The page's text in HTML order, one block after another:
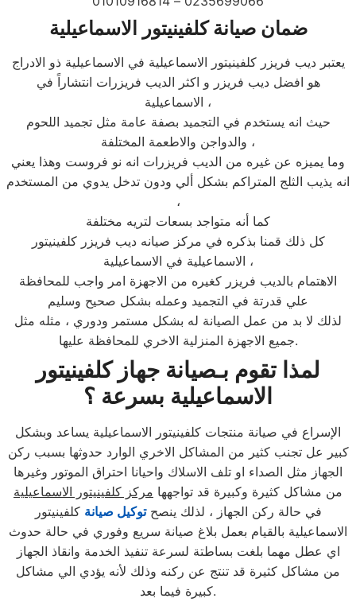
ضمان صيانة كلفينيتور الاسماعيلية
يعتبر ديب فريزر كلفينيتور الاسماعيلية في الاسماعيلية ذو الادراج
هو افضل ديب فريزر و اكثر الديب فريزرات انتشاراً في
الاسماعيلية ،
حيث انه يستخدم في التجميد بصفة عامة مثل تجميد اللحوم
والدواجن والاطعمة المختلفة ،
وما يميزه عن غيره من الديب فريزرات انه نو فروست وهذا يعني
انه يذيب الثلج المتراكم بشكل ألي ودون تدخل يدوي من المستخدم
،
كما أنه متواجد بسعات لتريه مختلفة
كل ذلك قمنا بذكره في مركز صيانه ديب فريزر كلفينيتور
الاسماعيلية في الاسماعيلية ،
الاهتمام بالديب فريزر كغيره من الاجهزة امر واجب للمحافظة
علي قدرتة في التجميد وعمله بشكل صحيح وسليم
لذلك لا بد من عمل الصيانة له بشكل مستمر ودوري ، مثله مثل
جميع الاجهزة المنزلية الاخري للمحافظة عليها.
لمذا تقوم بـصيانة جهاز كلفينيتور
الاسماعيلية بسرعة ؟
الإسراع في صيانة منتجات كلفينيتور الاسماعيلية يساعد وبشكل
كبير عل تجنب كثير من المشاكل الاخري الوارد حدوثها بسبب ركن
الجهاز مثل الصداء او تلف الاسلاك واحيانا احتراق الموتور وغيرها
من مشاكل كثيرة وكبيرة قد تواجهها مركز كلفينيتور الاسماعيلية
في حالة ركن الجهاز ، لذلك ينصحتوكيل صيانة كلفينيتور
الاسماعيلية بالقيام بعمل بلاغ صيانة سريع وفوري في حالة حدوث
اي عطل مهما بلغت بساطتة لسرعة تنفيذ الخدمة وانقاذ الجهاز
من مشاكل كثيرة قد تنتج عن ركنه وذلك لأنه يؤدي الي مشاكل
كبيرة فيما بعد.